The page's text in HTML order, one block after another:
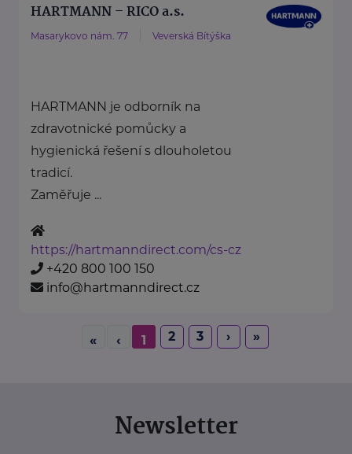
HARTMANN – RICO a.s.
Masarykovo nám. 77 Veverská Bítýška
HARTMANN je odborník na
zdravotnické pomůcky a
hygienická řešení s dlouholetou
tradicí.
Zaměřuje ...
https://hartmanndirect.com/cs-cz
+420 800 100 150
info@hartmanndirect.cz
« ‹ 1 2 3 › »
Newsletter